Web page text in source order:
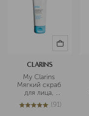
CLARINS
My Clarins
Мягкий скраб
для лица,
придающий
сияние коже
5из 591 (91)